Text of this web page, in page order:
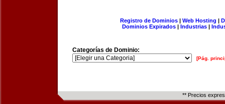
Registro de Dominios| Web Hosting |
Dominios Expirados | Industrias |
Categorías de Dominio:
[Pág.
** Precios